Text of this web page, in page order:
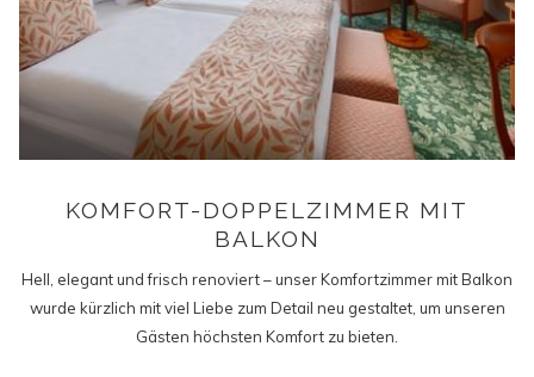
KOMFORT-DOPPELZIMMER MIT
BALKON
Hell, elegant und frisch renoviert – unser Komfortzimmer mit Balkon
wurde kürzlich mit viel Liebe zum Detail neu gestaltet, um unseren
Gästen höchsten Komfort zu bieten.